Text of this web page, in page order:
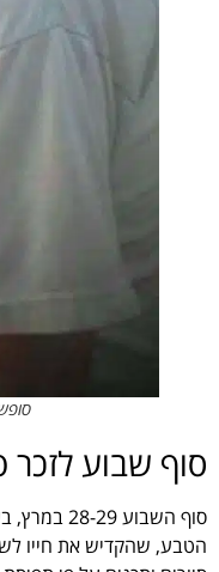
סוף שבוע
סוף
הטבע, שהקדיש את חייו